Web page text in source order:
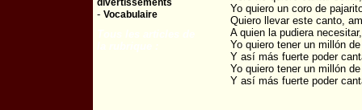
divertissements
- Vocabulaire
Yo quiero un coro de
Quiero llevar este canto,
A quien la pudiera necesitar,
Yo quiero tener un millón
Y así más fuerte poder
Yo quiero tener un millón
Y así más fuerte poder